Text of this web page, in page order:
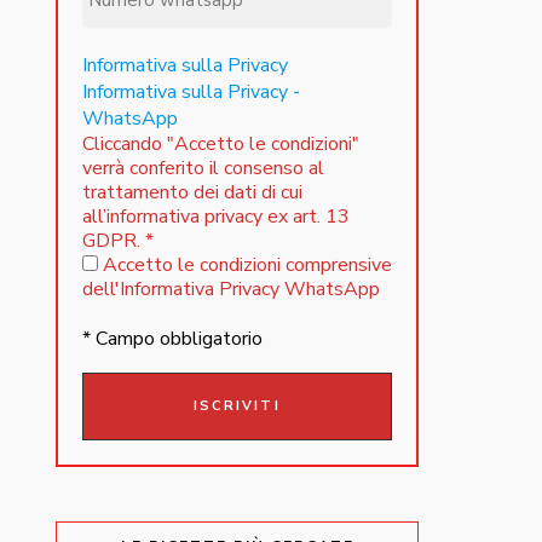
Informativa sulla Privacy
Informativa sulla Privacy -
WhatsApp
Cliccando "Accetto le condizioni"
verrà conferito il consenso al
trattamento dei dati di cui
all’informativa privacy ex art. 13
GDPR. *
Accetto le condizioni comprensive
dell'Informativa Privacy WhatsApp
* Campo obbligatorio